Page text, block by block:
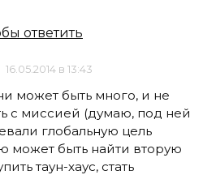
ответить
16.05.2014 в 13:43
может быть много, и не
с миссией (думаю, под ней
глобальную цель
может быть найти вторую
таун-хаус, стать